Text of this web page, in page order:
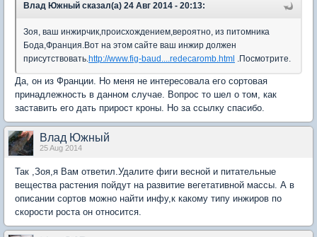
Влад Южный сказал(а) 24 Авг 2014 - 20:13:
Зоя, ваш инжирчик,происхождением,вероятно, из питомника
Бода,Франция.Вот на этом сайте ваш инжир должен
присутствовать.http://www.fig-baud....redecaromb.html .Посмотрите.
Да, он из Франции. Но меня не интересовала его сортовая
принадлежность в данном случае. Вопрос то шел о том, как
заставить его дать прирост кроны. Но за ссылку спасибо.
Влад Южный
25 Aug 2014
Так ,Зоя,я Вам ответил.Удалите фиги весной и питательные
вещества растения пойдут на развитие вегетативной массы. А в
описании сортов можно найти инфу,к какому типу инжиров по
скорости роста он относится.